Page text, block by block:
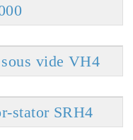
vide VH4
stator SRH4